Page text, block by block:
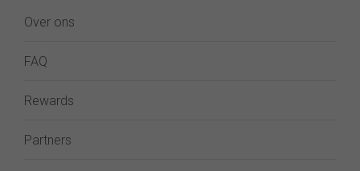
Over ons
FAQ
Rewards
Partners